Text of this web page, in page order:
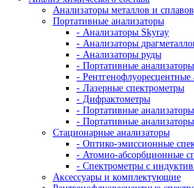
Коррозионный мониторинг
Производители
AFFRI
ARUN Technology
AXR
BRUKER
EDDYFI
GALDABINI
GE
HELLING
HITACHI
IBERTEST
IBG
IMATEK